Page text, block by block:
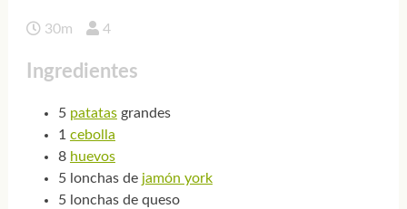
30m 4
Ingredientes
5 patatasgrandes
1 cebolla
8 huevos
5 lonchas de jamón york
5 lonchas de queso